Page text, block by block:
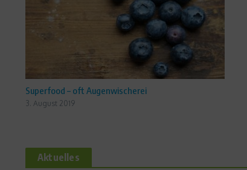
Superfood – oft Augenwischerei
3. August 2019
Aktuelles